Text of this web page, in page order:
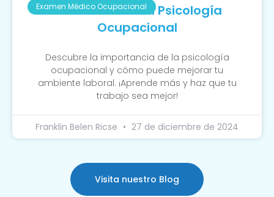
Examen Médico Ocupacional
La Función De La Psicología
Ocupacional
Descubre la importancia de la psicología
ocupacional y cómo puede mejorar tu
ambiente laboral. ¡Aprende más y haz que tu
trabajo sea mejor!
Franklin Belen Ricse 27 de diciembre de 2024
Visita nuestro Blog